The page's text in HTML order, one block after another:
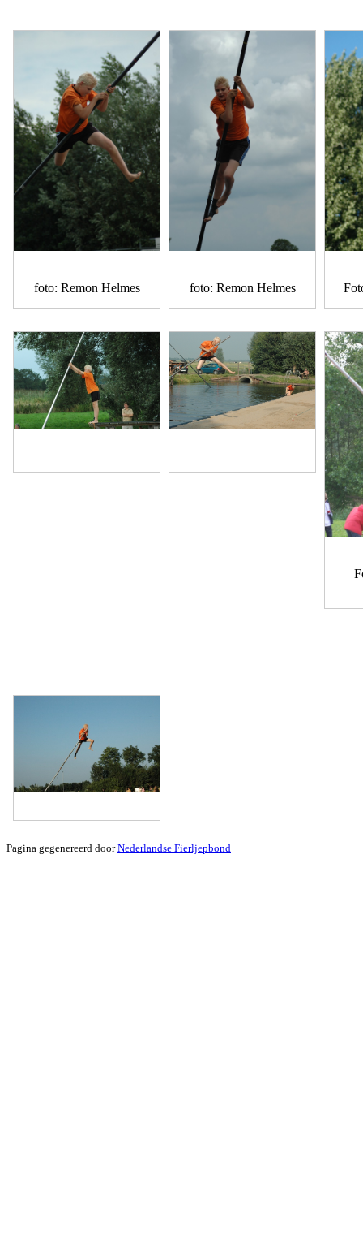
foto: Remon Helmes foto: Remon Helmes
Pagina gegenereerd doorNederlandse Fierljepbond